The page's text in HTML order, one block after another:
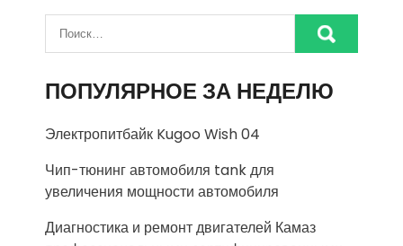
ПОПУЛЯРНОЕ ЗА НЕДЕЛЮ
Электропитбайк Kugoo Wish 04
Чип-тюнинг автомобиля tank для
увеличения мощности автомобиля
Диагностика и ремонт двигателей Камаз